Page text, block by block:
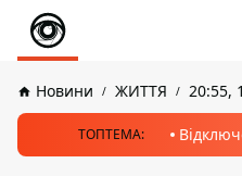
Новини ЖИТТЯ 20:55,
ТОПТЕМА: